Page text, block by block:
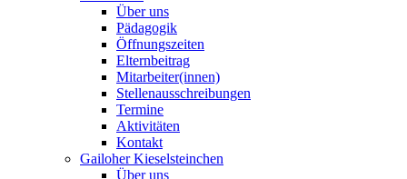
Über uns
Pädagogik
Öffnungszeiten
Elternbeitrag
Mitarbeiter(innen)
Stellenausschreibungen
Termine
Aktivitäten
Kontakt
Gailoher Kieselsteinchen
Über uns